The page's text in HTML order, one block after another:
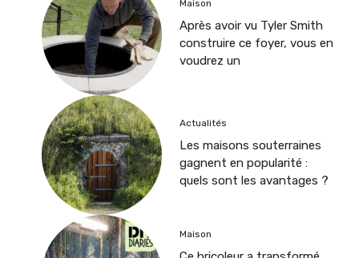
Maison
Après avoir vu Tyler Smith
construire ce foyer, vous en
voudrez un
Actualités
Les maisons souterraines
gagnent en popularité :
quels sont les avantages ?
Maison